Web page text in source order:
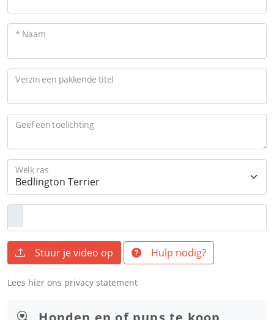
* Naam
Verzin een pakkende titel
Geef een toelichting
Welk ras
Stuur je video op Hulp nodig?
Lees hier ons privacy statement